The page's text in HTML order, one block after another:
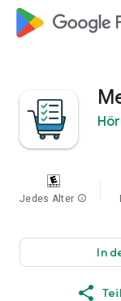
Jedes Alter info
In